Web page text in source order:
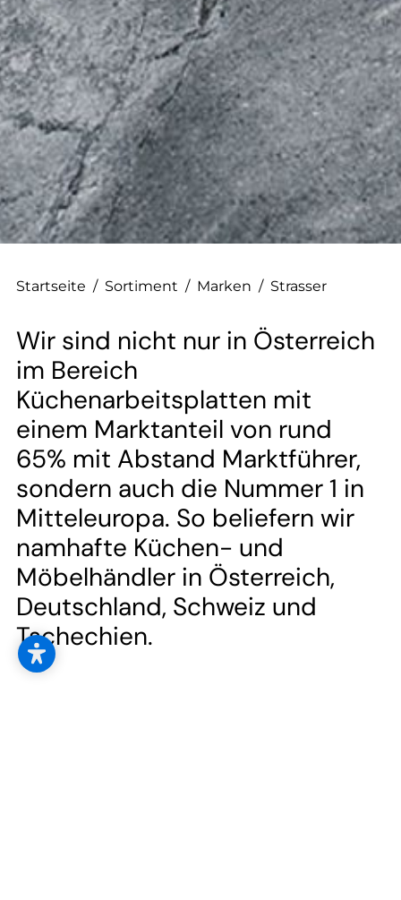
--
--
--
Startseite / Sortiment / Marken / Strasser
Wir sind nicht nur in Österreich
im Bereich
Küchenarbeitsplatten mit
einem Marktanteil von rund
65% mit Abstand Marktführer,
sondern auch die Nummer 1 in
Mitteleuropa. So beliefern wir
namhafte Küchen- und
Möbelhändler in Österreich,
Deutschland, Schweiz und
Tschechien.